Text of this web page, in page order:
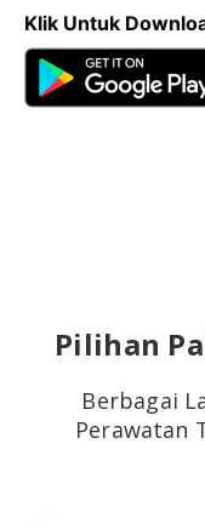
Klik Untuk
Pilihan
Berbagai
Perawatan